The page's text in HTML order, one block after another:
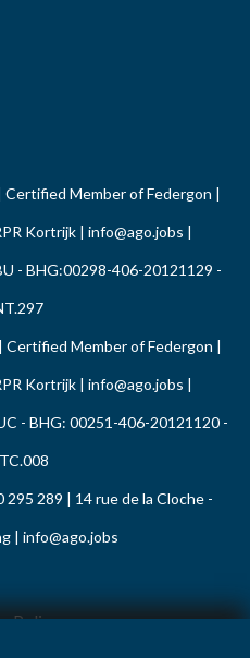
Member of Federgon |
Kortrijk | info@ago.jobs |
- BHG:00298-406-20121129 -
Member of Federgon |
Kortrijk | info@ago.jobs |
- BHG: 00251-406-20121120 -
289 | 14 rue de la Cloche -
| info@ago.jobs
Policy